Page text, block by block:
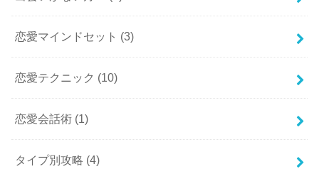
恋愛マインドセット (3)
恋愛テクニック (10)
恋愛会話術 (1)
タイプ別攻略 (4)